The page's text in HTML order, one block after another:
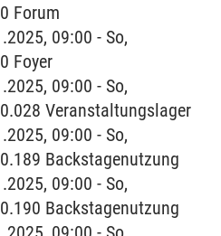
Forum
09:00 - So,
Foyer
09:00 - So,
Veranstaltungslager
09:00 - So,
Backstagenutzung
09:00 - So,
Backstagenutzung